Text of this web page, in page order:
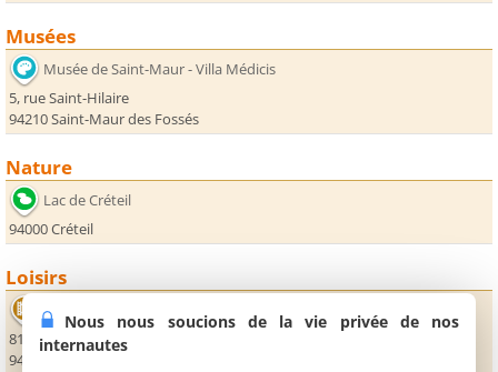
Musées
Musée de Saint-Maur - Villa Médicis
5, rue Saint-Hilaire
94210 Saint-Maur des Fossés
Nature
Lac de Créteil
94000 Créteil
Loisirs
Cinéma Les Quatre Deltas
81T avenue du Bac
94210 Saint-Maur des Fossés
Nous nous soucions de la vie privée de nos
internautes